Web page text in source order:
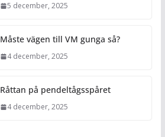
5 december, 2025
Måste vägen till VM gunga så?
4 december, 2025
Råttan på pendeltågsspåret
4 december, 2025